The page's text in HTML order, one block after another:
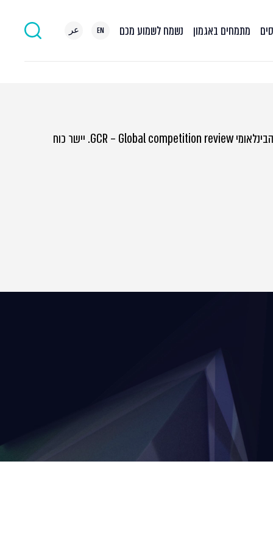
מתמחים באגמון נשמח לשמוע מכם EN عر
שמחים להיות מדורגים, גם השנה, כמשרד עלית בתחום התחרות, על ידי המדריך הבינלאומי GCR – Global competition review. יישר כוח